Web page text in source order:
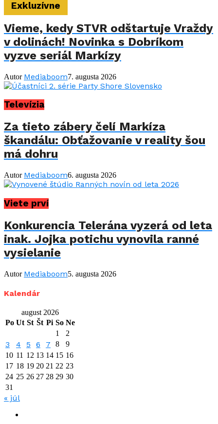
Exkluzívne
Vieme, kedy STVR odštartuje Vraždy
v dolinách! Novinka s Dobríkom
vyzve seriál Markízy
Autor Mediaboom7. augusta 2026
Televízia
Za tieto zábery čelí Markíza
škandálu: Obťažovanie v reality šou
má dohru
Autor Mediaboom6. augusta 2026
Viete prví
Konkurencia Telerána vyzerá od leta
inak. Jojka potichu vynovila ranné
vysielanie
Autor Mediaboom5. augusta 2026
Kalendár
august 2026
Po Ut St Št Pi So Ne
1
2
3 4 5 6 7 8
9
10 11 12 13 14 15 16
17 18 19 20 21 22 23
24 25 26 27 28 29 30
31
« júl